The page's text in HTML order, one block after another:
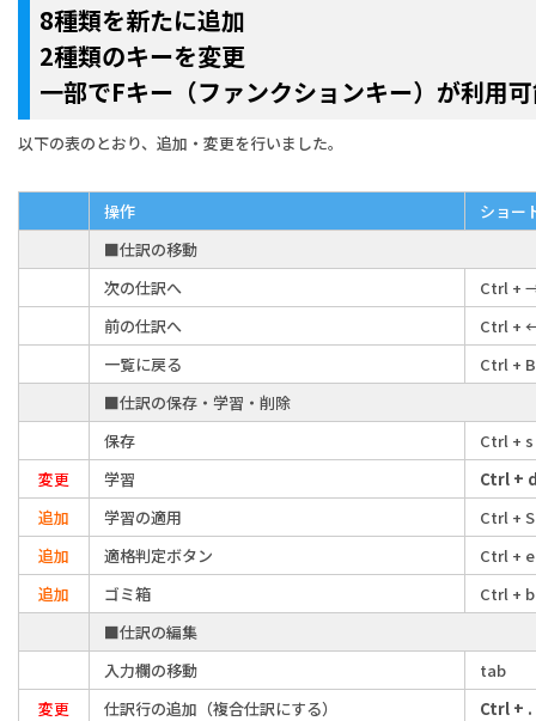
8種類を新たに追加
2種類のキーを変更
一部でFキー（ファンクションキー）が利用
以下の表のとおり、追加・変更を行いました。
操作
ショー
■仕訳の移動
次の仕訳へ
Ctrl +
前の仕訳へ
Ctrl +
一覧に戻る
Ctrl +
■仕訳の保存・学習・削除
保存
Ctrl + s
変更
学習
Ctrl +
追加
学習の適用
Ctrl +
追加
適格判定ボタン
Ctrl + e
追加
ゴミ箱
Ctrl + b
■仕訳の編集
入力欄の移動
tab
変更
仕訳行の追加（複合仕訳にする）
Ctrl + .